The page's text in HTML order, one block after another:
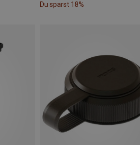
Du sparst 18%